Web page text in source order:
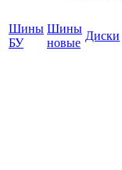
Шины
БУ
Шины
новые
Диски